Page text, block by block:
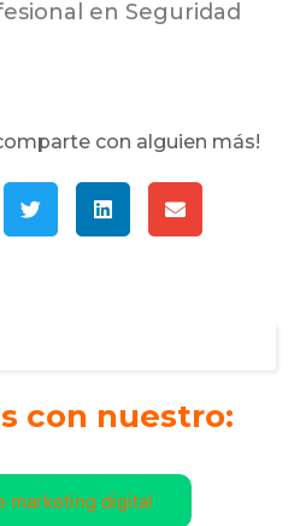
en Seguridad
con alguien más!
con nuestro:
marketing digital